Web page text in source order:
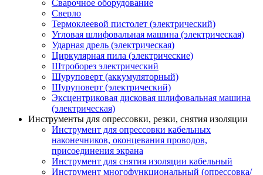
Сварочное оборудование
Сверло
Термоклеевой пистолет (электрический)
Угловая шлифовальная машина (электрическая)
Ударная дрель (электрическая)
Циркулярная пила (электрические)
Штроборез электрический
Шуруповерт (аккумуляторный)
Шуруповерт (электрический)
Эксцентриковая дисковая шлифовальная машина
(электрическая)
Инструменты для опрессовки, резки, снятия изоляции
Инструмент для опрессовки кабельных
наконечников, оконцевания проводов,
присоединения экрана
Инструмент для снятия изоляции кабельный
Инструмент многофункциональный (опрессовка/